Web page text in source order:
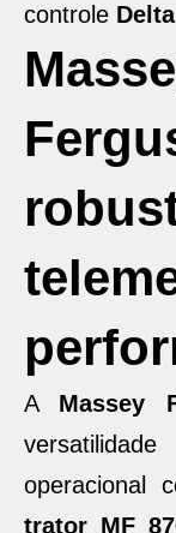
controle
A Massey
operacional
trator MF